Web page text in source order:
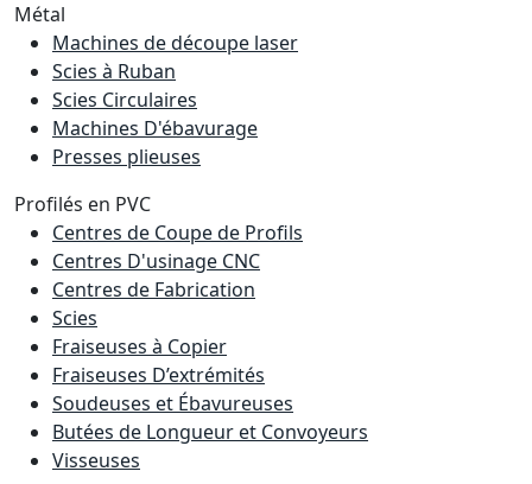
Métal
Machines de découpe laser
Scies à Ruban
Scies Circulaires
Machines D'ébavurage
Presses plieuses
Profilés en PVC
Centres de Coupe de Profils
Centres D'usinage CNC
Centres de Fabrication
Scies
Fraiseuses à Copier
Fraiseuses D’extrémités
Soudeuses et Ébavureuses
Butées de Longueur et Convoyeurs
Visseuses